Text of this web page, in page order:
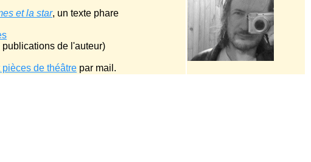
et la star, un texte phare
publications de l'auteur)
pièces de théâtre par mail.